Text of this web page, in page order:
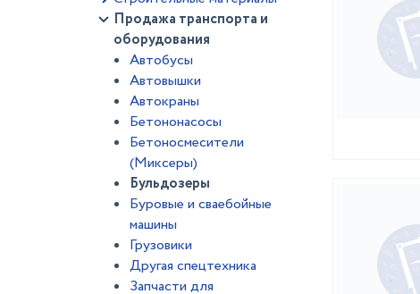
Продажа транспорта и
оборудования
Автобусы
Автовышки
Автокраны
Бетононасосы
Бетоносмесители
(Миксеры)
Бульдозеры
Буровые и сваебойные
машины
Грузовики
Другая спецтехника
Запчасти для